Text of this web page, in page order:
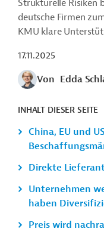
Strukturelle Risiken
deutsche Firmen
KMU klare
17.11.2025
Von Edda
INHALT DIESER SEITE
China, EU und
Direkte
Unternehmen
haben
Preis wird